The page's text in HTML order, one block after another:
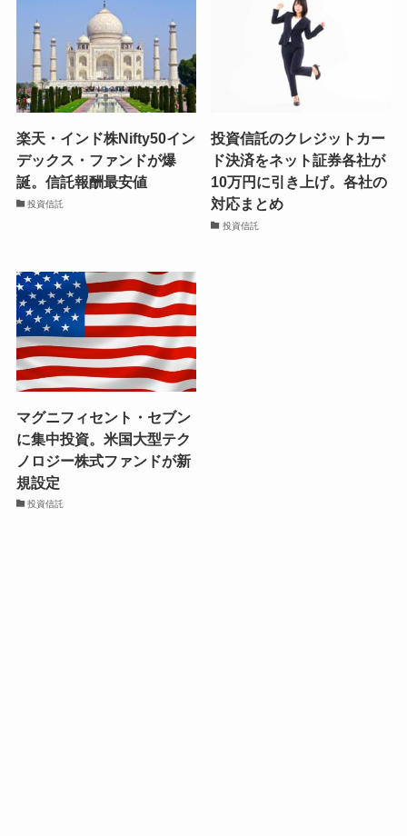
楽天・インド株Nifty50イン
デックス・ファンドが爆
誕。信託報酬最安値
投資信託
投資信託のクレジットカー
ド決済をネット証券各社が
10万円に引き上げ。各社の
対応まとめ
投資信託
マグニフィセント・セブン
に集中投資。米国大型テク
ノロジー株式ファンドが新
規設定
投資信託